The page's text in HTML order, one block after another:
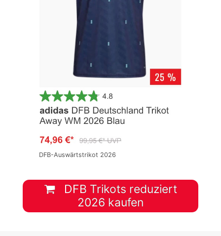
DFB-Auswärtstrikot 2026
DFB Trikots reduziert
2026 kaufen